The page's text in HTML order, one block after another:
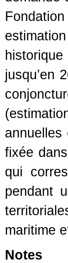
jusqu’en
annuelles
fixée
qui
pendant
maritime
Notes